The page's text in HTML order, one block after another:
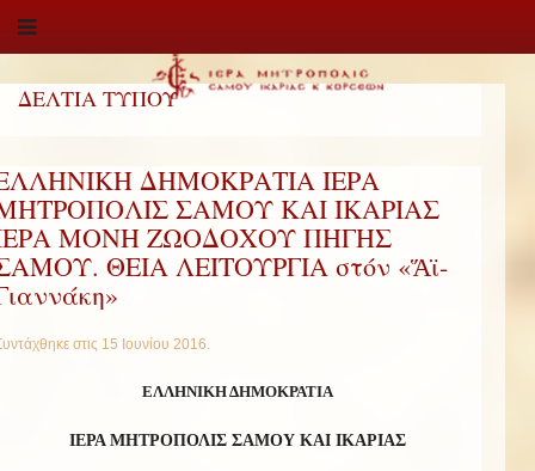
ΔΕΛΤΙΑ ΤΥΠΟΥ
ΔΗΜΟΚΡΑΤΙΑ ΙΕΡΑ
ΣΑΜΟΥ ΚΑΙ ΙΚΑΡΙΑΣ 
ΜΟΝΗ ΖΩΟΔΟΧΟΥ ΠΗΓΗΣ
ΘΕΙΑ ΛΕΙΤΟΥΡΓΙΑ στόν «Ἅϊ-
στις 15 Ιουνίου 2016.
ΕΛΛΗΝΙΚΗ ΔΗΜΟΚΡΑΤΙΑ
ΙΕΡΑ ΜΗΤΡΟΠΟΛΙΣ ΣΑΜΟΥ ΚΑΙ ΙΚΑΡΙΑΣ